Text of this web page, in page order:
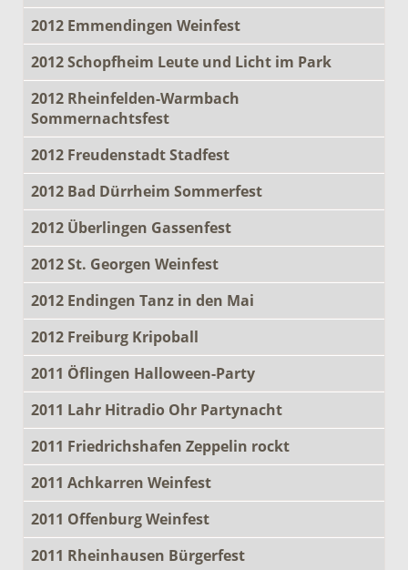
2012 Emmendingen Weinfest
2012 Schopfheim Leute und Licht im Park
2012 Rheinfelden-Warmbach
Sommernachtsfest
2012 Freudenstadt Stadfest
2012 Bad Dürrheim Sommerfest
2012 Überlingen Gassenfest
2012 St. Georgen Weinfest
2012 Endingen Tanz in den Mai
2012 Freiburg Kripoball
2011 Öflingen Halloween-Party
2011 Lahr Hitradio Ohr Partynacht
2011 Friedrichshafen Zeppelin rockt
2011 Achkarren Weinfest
2011 Offenburg Weinfest
2011 Rheinhausen Bürgerfest